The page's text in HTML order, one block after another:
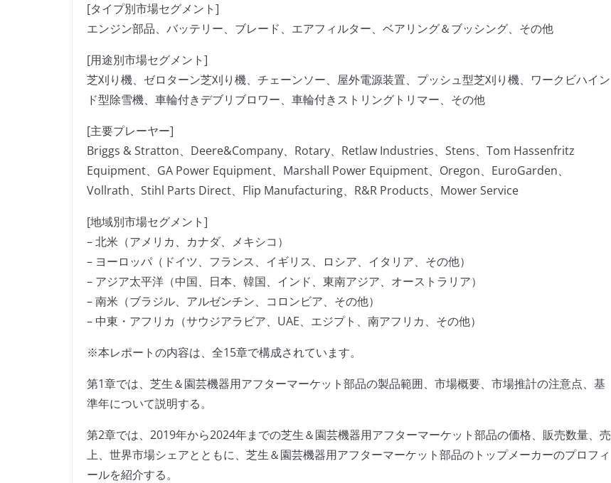
[タイプ別市場セグメント]
エンジン部品、バッテリー、ブレード、エアフィルター、ベアリング＆ブッシング、その他
[用途別市場セグメント]
芝刈り機、ゼロターン芝刈り機、チェーンソー、屋外電源装置、プッシュ型芝刈り機、ワークビハイン
ド型除雪機、車輪付きデブリブロワー、車輪付きストリングトリマー、その他
[主要プレーヤー]
Briggs & Stratton、Deere&Company、Rotary、Retlaw Industries、Stens、Tom Hassenfritz
Equipment、GA Power Equipment、Marshall Power Equipment、Oregon、EuroGarden、
Vollrath、Stihl Parts Direct、Flip Manufacturing、R&R Products、Mower Service
[地域別市場セグメント]
– 北米（アメリカ、カナダ、メキシコ）
– ヨーロッパ（ドイツ、フランス、イギリス、ロシア、イタリア、その他）
– アジア太平洋（中国、日本、韓国、インド、東南アジア、オーストラリア）
– 南米（ブラジル、アルゼンチン、コロンビア、その他）
– 中東・アフリカ（サウジアラビア、UAE、エジプト、南アフリカ、その他）
※本レポートの内容は、全15章で構成されています。
第1章では、芝生＆園芸機器用アフターマーケット部品の製品範囲、市場概要、市場推計の注意点、基
準年について説明する。
第2章では、2019年から2024年までの芝生＆園芸機器用アフターマーケット部品の価格、販売数量、売
上、世界市場シェアとともに、芝生＆園芸機器用アフターマーケット部品のトップメーカーのプロフィ
ールを紹介する。